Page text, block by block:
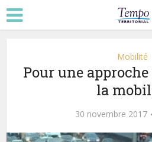
Mobilité
Pour une
la
30 novembre 2017